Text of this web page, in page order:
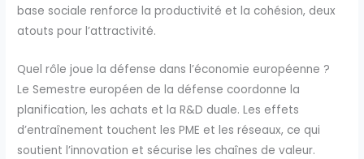
base sociale renforce la productivité et la cohésion, deux
atouts pour l’attractivité.
Quel rôle joue la défense dans l’économie européenne ?
Le Semestre européen de la défense coordonne la
planification, les achats et la R&D duale. Les effets
d’entraînement touchent les PME et les réseaux, ce qui
soutient l’innovation et sécurise les chaînes de valeur.